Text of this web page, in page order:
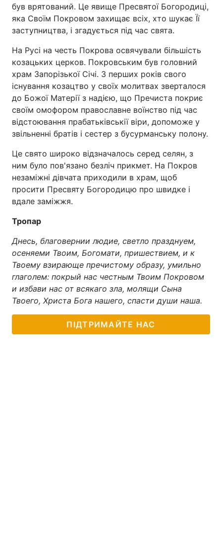
був врятований. Це явище Пресвятої Богородиці,
яка Своїм Покровом захищає всіх, хто шукає Її
заступництва, і згадується під час свята.
На Русі на честь Покрова освячували більшість
козацьких церков. Покровським був головний
храм Запорізької Січі. З перших років свого
існування козацтво у своїх молитвах зверталося
до Божої Матерії з надією, що Пречиста покриє
своїм омофором православне воїнство під час
відстоювання прабатьківськії віри, допоможе у
звільненні братів і сестер з бусурманську полону.
Це свято широко відзначалось серед селян, з
ним було пов'язано безліч прикмет. На Покров
незаміжні дівчата приходили в храм, щоб
просити Пресвяту Богородицю про швидке і
вдале заміжжя.
Тропар
Днесь, благовернии людие, светло празднуем,
осеняеми Твоим, Богомати, пришествием, и к
Твоему взирающе пречистому образу, умильно
глаголем: покрый нас честным Твоим Покровом
и избави нас от всякаго зла, молящи Сына
Твоего, Христа Бога нашего, спасти души наша.
ПІДТРИМАЙТЕ НАС